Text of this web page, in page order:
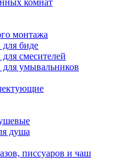
комнат
монтажа
биде
смесителей
умывальников
душа
писсуаров и чаш